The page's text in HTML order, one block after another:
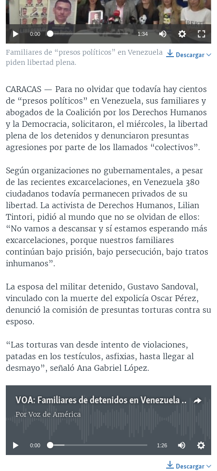
VENEZUELA
BRASIL
NICARAGUA
ECONOMÍA
ENTRETENIMIENTO Y CULTURA
TECNOLOGÍA
DEPORTES
MULTIMEDIA
VIDEOS
FOTOGRAFÍA
AUDIOS
PROGRAMAS TV
EL MUNDO AL DÍA
FORO INTERAMERICANO
LAS CLAVES
PANORAMA
RADIO
AVANCE INFORMATIVO
BUENOS DÍAS AMÉRICA
ESTADOS UNIDOS AL DÍA
EL MUNDO AL DÍA [RADIO]
FORO [RADIO]
DEPORTIVO INTERNACIONAL
NOTA ECONÓMICA
DIRECT
Learning English
SÍGANOS
Idiomas
0:00 1:34
Descargar
Familiares de “presos políticos” en Venezuela
piden libertad plena.
CARACAS — Para no olvidar que todavía hay cientos
de “presos políticos” en Venezuela, sus familiares y
abogados de la Coalición por los Derechos Humanos
y la Democracia, solicitaron, el miércoles, la libertad
plena de los detenidos y denunciaron presuntas
agresiones por parte de los llamados “colectivos”.
Según organizaciones no gubernamentales, a pesar
de las recientes excarcelaciones, en Venezuela 380
ciudadanos todavía permanecen privados de su
libertad. La activista de Derechos Humanos, Lilian
Tintori, pidió al mundo que no se olvidan de ellos:
“No vamos a descansar y sí estamos esperando más
excarcelaciones, porque nuestros familiares
continúan bajo prisión, bajo persecución, bajo tratos
inhumanos”.
La esposa del militar detenido, Gustavo Sandoval,
vinculado con la muerte del expolicía Oscar Pérez,
denunció la comisión de presuntas torturas contra su
esposo.
“Las torturas van desde intento de violaciones,
patadas en los testículos, asfixias, hasta llegar al
desmayo”, señaló Ana Gabriel López.
VOA: Familiares de detenidos en Venezuela piden libertad plena
PorVoz de América
No media source currently available
0:00 1:26
Descargar